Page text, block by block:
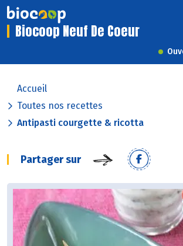
Biocoop Neuf De Coeur
Accueil
Toutes nos recettes
Antipasti courgette & ricotta
Partager sur